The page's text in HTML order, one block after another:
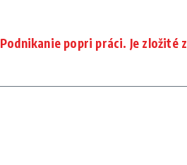
Podnikanie popri práci. Je zložité